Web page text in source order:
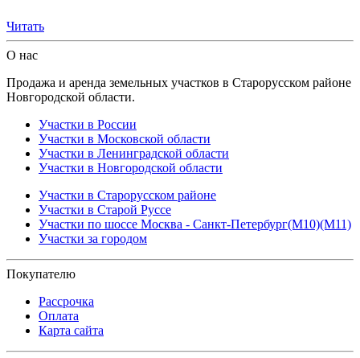
Читать
О нас
Продажа и аренда земельных участков в Старорусском районе
Новгородской области.
Участки в России
Участки в Московской области
Участки в Ленинградской области
Участки в Новгородской области
Участки в Старорусском районе
Участки в Старой Руссе
Участки по шоссе Москва - Санкт-Петербург(М10)(М11)
Участки за городом
Покупателю
Рассрочка
Оплата
Карта сайта